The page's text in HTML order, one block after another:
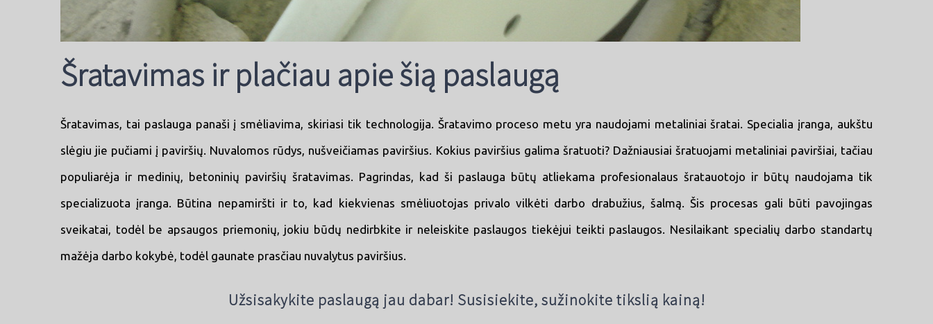
Šratavimas ir plačiau apie šią paslaugą
Šratavimas, tai paslauga panaši į smėliavima, skiriasi tik technologija. Šratavimo proceso metu yra naudojami metaliniai šratai. Specialia įranga, aukštu
slėgiu jie pučiami į paviršių. Nuvalomos rūdys, nušveičiamas paviršius. Kokius paviršius galima šratuoti? Dažniausiai šratuojami metaliniai paviršiai, tačiau
populiarėja ir medinių, betoninių paviršių šratavimas. Pagrindas, kad ši paslauga būtų atliekama profesionalaus šratauotojo ir būtų naudojama tik
specializuota įranga. Būtina nepamiršti ir to, kad kiekvienas smėliuotojas privalo vilkėti darbo drabužius, šalmą. Šis procesas gali būti pavojingas
sveikatai, todėl be apsaugos priemonių, jokiu būdų nedirbkite ir neleiskite paslaugos tiekėjui teikti paslaugos. Nesilaikant specialių darbo standartų
mažėja darbo kokybė, todėl gaunate prasčiau nuvalytus paviršius.
Užsisakykite paslaugą jau dabar! Susisiekite, sužinokite tikslią kainą!